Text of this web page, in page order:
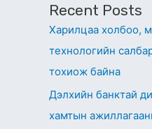
Recent Posts
Харилцаа холбоо,
технологийн
тохиож байна
Дэлхийн банктай
хамтын